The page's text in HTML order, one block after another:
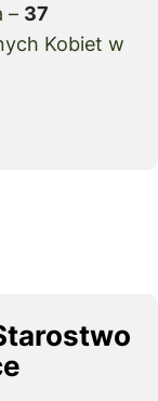
– 37
Kobiet w